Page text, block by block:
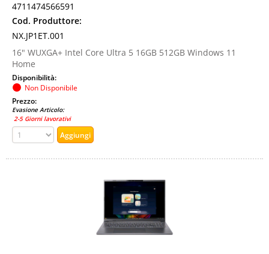
4711474566591
Cod. Produttore:
NX.JP1ET.001
16" WUXGA+ Intel Core Ultra 5 16GB 512GB Windows 11
Home
Disponibilità:
Non Disponibile
Prezzo:
Evasione Articolo:
2-5 Giorni lavorativi